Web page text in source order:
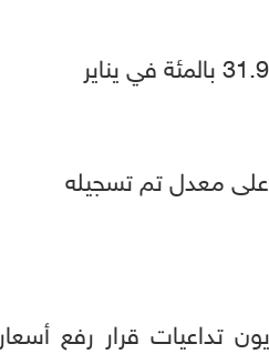
العام في الحضر في الارتفاع ليسجل 25.8 بالمئة و31.9 بالمئة في يناير
بالمئة في يناير 2023، ووصل إلى أعلى معدل تم تسجيله
تداعيات قرار رفع أسعار